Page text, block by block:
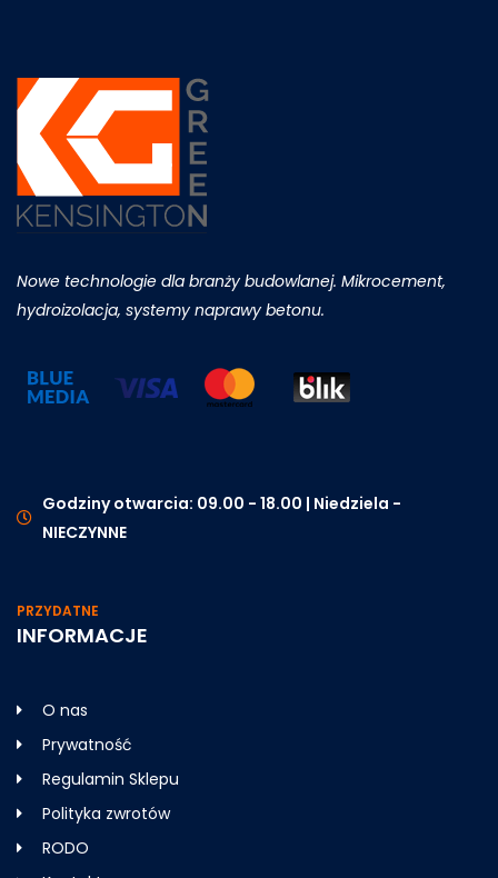
Nowe technologie dla branży budowlanej. Mikrocement,
hydroizolacja, systemy naprawy betonu.
Godziny otwarcia: 09.00 - 18.00 | Niedziela -
NIECZYNNE
PRZYDATNE
INFORMACJE
O nas
Prywatność
Regulamin Sklepu
Polityka zwrotów
RODO